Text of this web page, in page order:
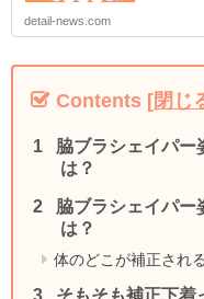
detail-news.com
Contents [閉じ
脇ブラシェイパー
は？
脇ブラシェイパー
は？
体のどこが補正され